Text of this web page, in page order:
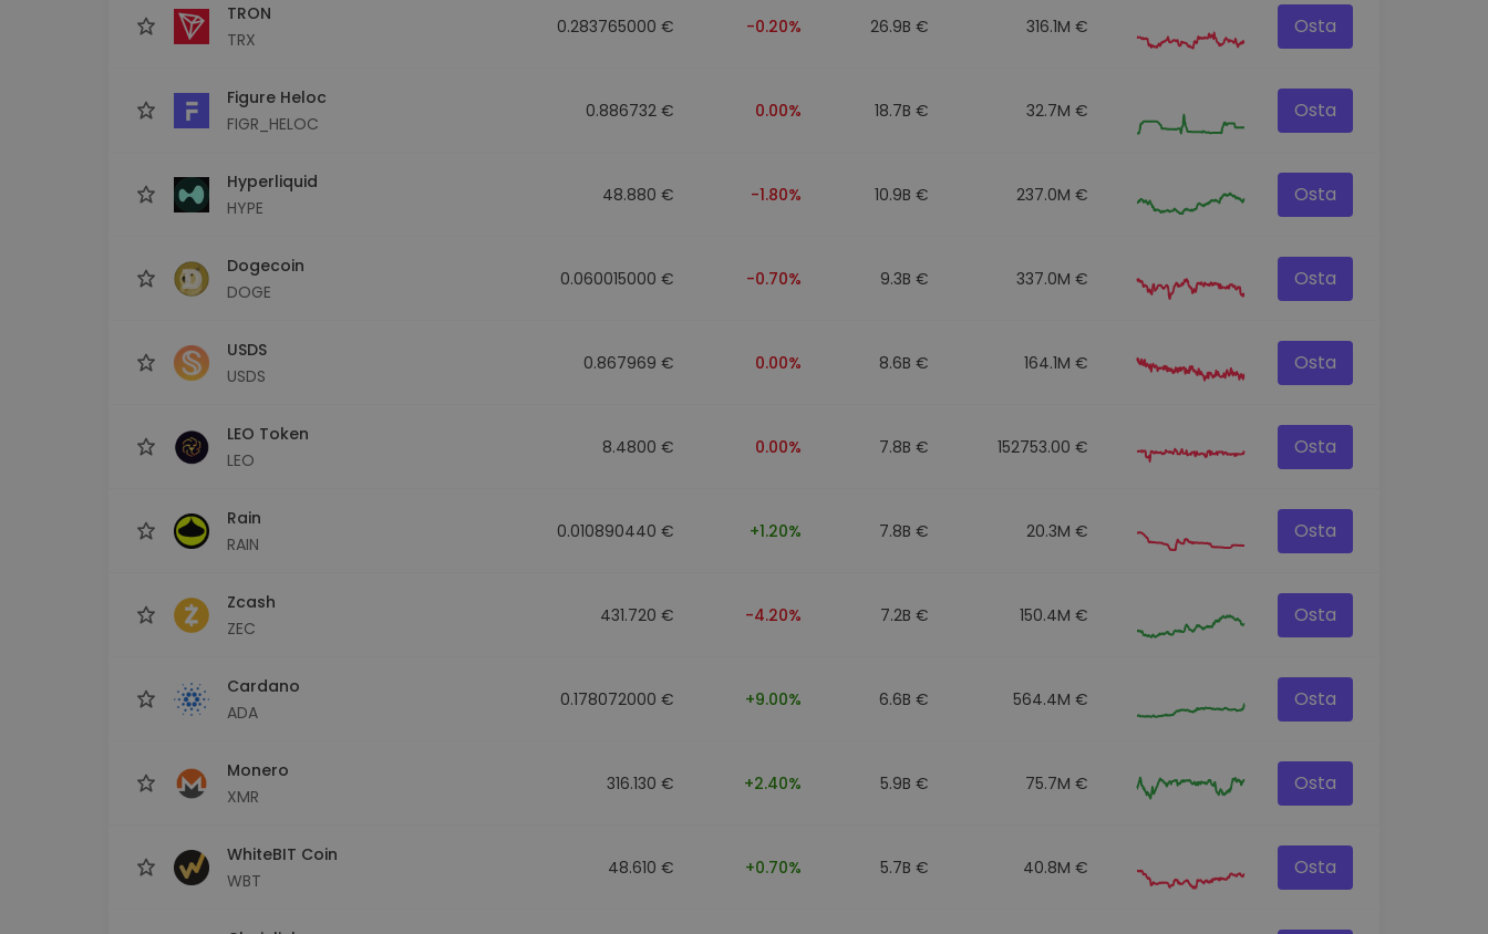
TRON
TRX
0.283765000 € -0.20% 26.9B € 316.1M € Osta
Figure Heloc
FIGR_HELOC
0.886732 € 0.00% 18.7B € 32.7M € Osta
Hyperliquid
HYPE
48.880 € -1.80% 10.9B € 237.0M € Osta
Dogecoin
DOGE
0.060015000 € -0.70% 9.3B € 337.0M € Osta
USDS
USDS
0.867969 € 0.00% 8.6B € 164.1M € Osta
LEO Token
LEO
8.4800 € 0.00% 7.8B € 152753.00 € Osta
Rain
RAIN
0.010890440 € +1.20% 7.8B € 20.3M € Osta
Zcash
ZEC
431.720 € -4.20% 7.2B € 150.4M € Osta
Cardano
ADA
0.178072000 € +9.00% 6.6B € 564.4M € Osta
Monero
XMR
316.130 € +2.40% 5.9B € 75.7M € Osta
WhiteBIT Coin
WBT
48.610 € +0.70% 5.7B € 40.8M € Osta